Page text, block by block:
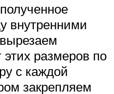
внутренними
этих размеров по
с каждой
закрепляем